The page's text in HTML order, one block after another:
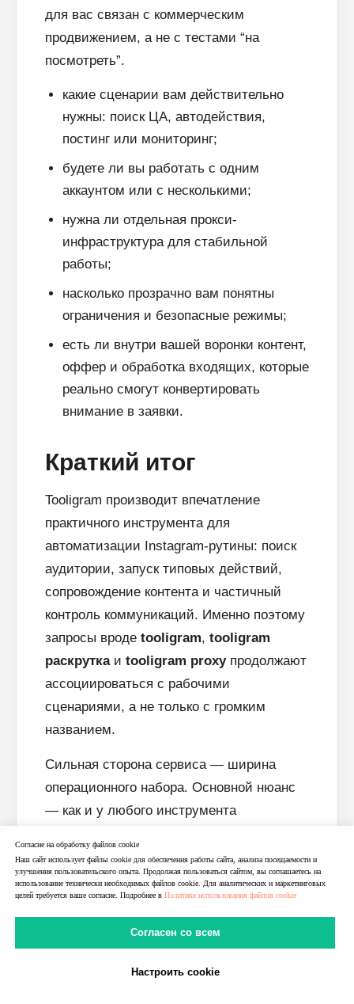
для вас связан с коммерческим
продвижением, а не с тестами “на
посмотреть”.
какие сценарии вам действительно
нужны: поиск ЦА, автодействия,
постинг или мониторинг;
будете ли вы работать с одним
аккаунтом или с несколькими;
нужна ли отдельная прокси-
инфраструктура для стабильной
работы;
насколько прозрачно вам понятны
ограничения и безопасные режимы;
есть ли внутри вашей воронки контент,
оффер и обработка входящих, которые
реально смогут конвертировать
внимание в заявки.
Краткий итог
Tooligram производит впечатление
практичного инструмента для
автоматизации Instagram-рутины: поиск
аудитории, запуск типовых действий,
сопровождение контента и частичный
контроль коммуникаций. Именно поэтому
запросы вроде tooligram, tooligram
раскруткаи tooligram proxyпродолжают
ассоциироваться с рабочими
сценариями, а не только с громким
названием.
Сильная сторона сервиса — ширина
операционного набора. Основной нюанс
— как и у любого инструмента
соцсети, результат и безопасность
зависят не только от самого сервиса, но
и от того, насколько аккуратно
пользователь выстраивает
инфраструктуру и лимиты. Если нужен
именно рабочий комбайн под Instagram-
Согласие на обработку файлов cookie
Наш сайт использует файлы cookie для обеспечения работы сайта, анализа посещаемости и
улучшения пользовательского опыта. Продолжая пользоваться сайтом, вы соглашаетесь на
использование технически необходимых файлов cookie. Для аналитических и маркетинговых
целей требуется ваше согласие. Подробнее в Политике использования файлов cookie
Согласен со всем
Настроить cookie